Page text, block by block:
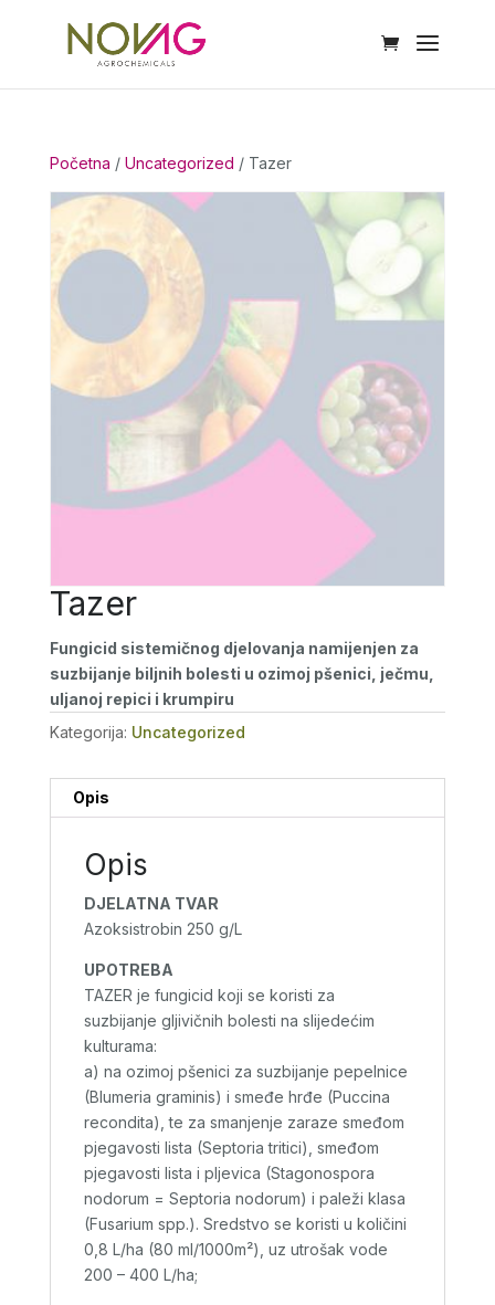
Početna / Uncategorized / Tazer
Tazer
Fungicid sistemičnog djelovanja namijenjen za
suzbijanje biljnih bolesti u ozimoj pšenici, ječmu,
uljanoj repici i krumpiru
Kategorija: Uncategorized
Opis
Opis
DJELATNA TVAR
Azoksistrobin 250 g/L
UPOTREBA
TAZER je fungicid koji se koristi za
suzbijanje gljivičnih bolesti na slijedećim
kulturama:
a) na ozimoj pšenici za suzbijanje pepelnice
(Blumeria graminis) i smeđe hrđe (Puccina
recondita), te za smanjenje zaraze smeđom
pjegavosti lista (Septoria tritici), smeđom
pjegavosti lista i pljevica (Stagonospora
nodorum = Septoria nodorum) i paleži klasa
(Fusarium spp.). Sredstvo se koristi u količini
0,8 L/ha (80 ml/1000m²), uz utrošak vode
200 – 400 L/ha;